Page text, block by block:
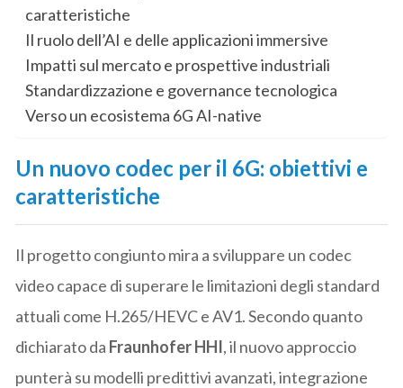
caratteristiche
Il ruolo dell’AI e delle applicazioni immersive
Impatti sul mercato e prospettive industriali
Standardizzazione e governance tecnologica
Verso un ecosistema 6G AI-native
Un nuovo codec per il 6G: obiettivi e
caratteristiche
Il progetto congiunto mira a sviluppare un codec
video capace di superare le limitazioni degli standard
attuali come H.265/HEVC e AV1. Secondo quanto
dichiarato da Fraunhofer HHI, il nuovo approccio
punterà su modelli predittivi avanzati, integrazione